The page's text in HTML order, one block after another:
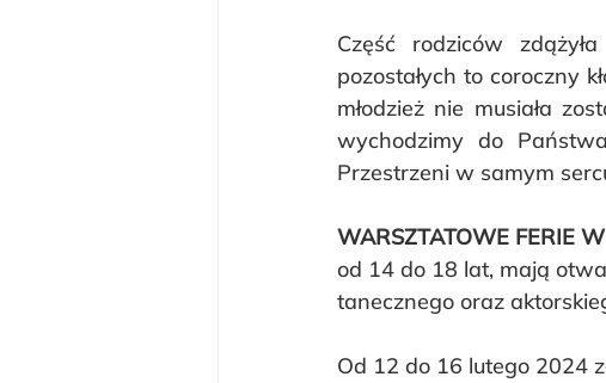
Część rodziców
pozostałych to coroczny
młodzież nie musiała
wychodzimy do
Przestrzeni w samym
WARSZTATOWE FERIE
od 14 do 18 lat, mają
tanecznego oraz
Od 12 do 16 lutego 2024